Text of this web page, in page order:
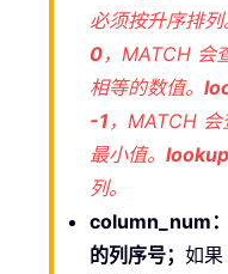
必须按升序排列
0，MATCH 会
相等的数值。
-1 ，MATCH
最小值。
列。
column_num：
的列序号； 如